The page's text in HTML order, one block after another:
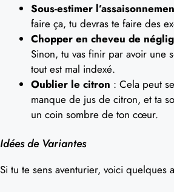
Sous-estimer
faire ça, tu devras te faire des
Chopper en cheveu de
Sinon, tu vas finir par avoir une
tout est mal indexé.
Oublier le citron : Cela peut
manque de jus de citron, et ta
un coin sombre de ton cœur.
Idées de Variantes
Si tu te sens aventurier, voici quelques